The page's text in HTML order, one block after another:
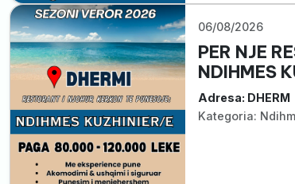
06/08/2026
PER NJE
NDIHMES
Adresa: DHERM
Kategoria: